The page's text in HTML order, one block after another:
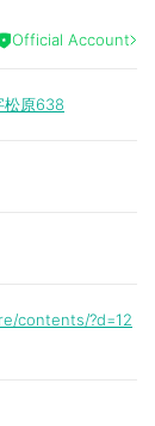
Official Account
松原638
contents/?d=12